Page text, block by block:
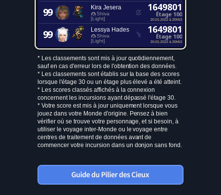
99 Kira Jesera
Shiva
[Light]
1649801
Étage 100
20.01.2022 à 20h53
99 Lessya Hades
Shiva
[Light]
1649801
Étage 100
20.01.2022 à 20h53
* Les classements sont mis à jour quotidiennement,
sauf en cas d'erreur lors de l'obtention des données.
* Les classements sont établis sur la base des scores
lorsque l'étage 30 ou un étage plus élevé a été atteint.
* Les scores classés affichés à la connexion
concernent les incursions ayant dépassé l'étage 30.
* Votre score est mis à jour uniquement lorsque vous
jouez dans votre Monde d'origine. Pensez à bien
vérifier où se trouve votre personnage, et si besoin, à
utiliser le voyage inter-Monde ou le voyage entre
centres de traitement de données avant de
commencer votre incursion dans un donjon sans fond.